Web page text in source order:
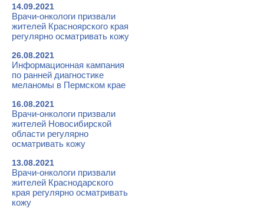
14.09.2021
Врачи-онкологи призвали
жителей Красноярского края
регулярно осматривать кожу
26.08.2021
Информационная кампания
по ранней диагностике
меланомы в Пермском крае
16.08.2021
Врачи-онкологи призвали
жителей Новосибирской
области регулярно
осматривать кожу
13.08.2021
Врачи-онкологи призвали
жителей Краснодарского
края регулярно осматривать
кожу